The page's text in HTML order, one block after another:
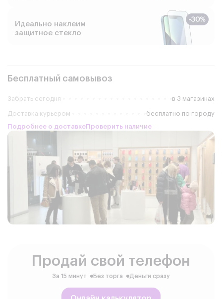
Идеально наклеим
защитное стекло
Бесплатный самовывоз
Забрать сегодня в 3 магазинах
Доставка курьером
бесплатно по городу
Подробнее о доставкеПроверить наличие
Продай свой телефон
За 15 минут Без торга Деньги сразу